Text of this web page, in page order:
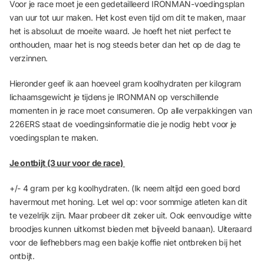
Voor je race moet je een gedetailleerd IRONMAN-voedingsplan
van uur tot uur maken. Het kost even tijd om dit te maken, maar
het is absoluut de moeite waard. Je hoeft het niet perfect te
onthouden, maar het is nog steeds beter dan het op de dag te
verzinnen.
Hieronder geef ik aan hoeveel gram koolhydraten per kilogram
lichaamsgewicht je tijdens je IRONMAN op verschillende
momenten in je race moet consumeren. Op alle verpakkingen van
226ERS staat de voedingsinformatie die je nodig hebt voor je
voedingsplan te maken.
Je ontbijt (3 uur voor de race)
+/- 4 gram per kg koolhydraten. (Ik neem altijd een goed bord
havermout met honing. Let wel op: voor sommige atleten kan dit
te vezelrijk zijn. Maar probeer dit zeker uit. Ook eenvoudige witte
broodjes kunnen uitkomst bieden met bijveeld banaan). Uiteraard
voor de liefhebbers mag een bakje koffie niet ontbreken bij het
ontbijt.